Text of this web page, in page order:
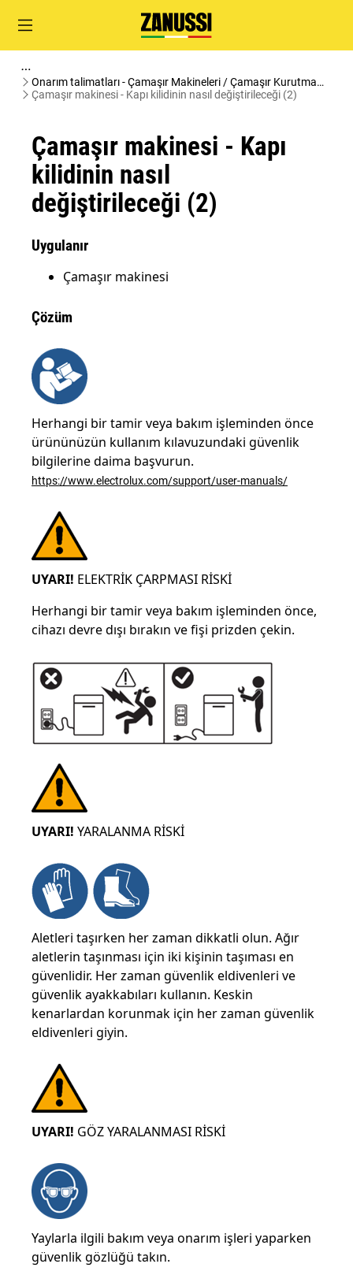
Onarım talimatları - Çamaşır Makineleri / Çamaşır Kurutma
Makineleri
Çamaşır makinesi - Kapı kilidinin nasıl değiştirileceği (2)
Çamaşır makinesi - Kapı
kilidinin nasıl
değiştirileceği (2)
Uygulanır
Çamaşır makinesi
Çözüm
Herhangi bir tamir veya bakım işleminden önce
ürününüzün kullanım kılavuzundaki güvenlik
bilgilerine daima başvurun.
https://www.electrolux.com/support/user-manuals/
UYARI! ELEKTRİK ÇARPMASI RİSKİ
Herhangi bir tamir veya bakım işleminden önce,
cihazı devre dışı bırakın ve fişi prizden çekin.
UYARI! YARALANMA RİSKİ
Aletleri taşırken her zaman dikkatli olun. Ağır
aletlerin taşınması için iki kişinin taşıması en
güvenlidir. Her zaman güvenlik eldivenleri ve
güvenlik ayakkabıları kullanın. Keskin
kenarlardan korunmak için her zaman güvenlik
eldivenleri giyin.
UYARI! GÖZ YARALANMASI RİSKİ
Yaylarla ilgili bakım veya onarım işleri yaparken
güvenlik gözlüğü takın.